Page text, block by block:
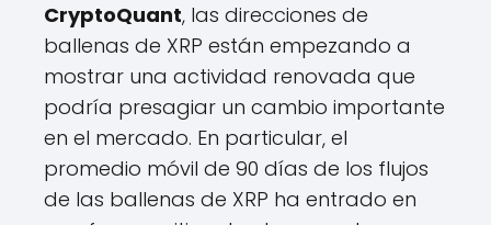
CryptoQuant, las direcciones de
ballenas de XRP están empezando a
mostrar una actividad renovada que
podría presagiar un cambio importante
en el mercado. En particular, el
promedio móvil de 90 días de los flujos
de las ballenas de XRP ha entrado en